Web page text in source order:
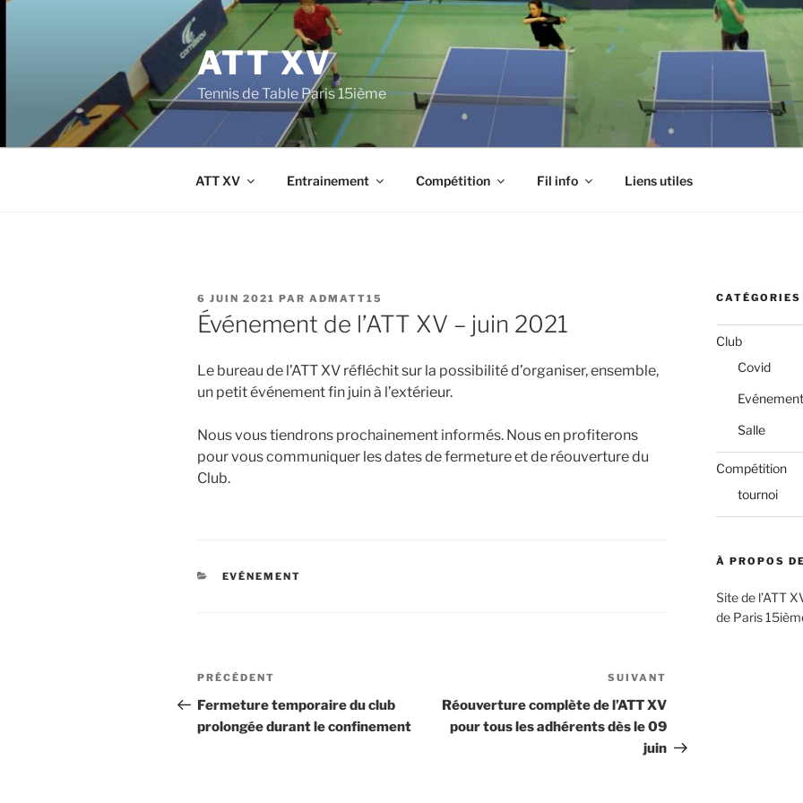
Aller
ATT XV
Tennis de Table Paris 15ième
ATT XV Entrainement Compétition Fil info Liens utiles
PUBLIÉ
LE
6 JUIN 2021 PAR ADMATT15
Événement de l’ATT XV – juin 2021
Le bureau de l’ATT XV réfléchit sur la possibilité d’organiser, ensemble,
un petit événement fin juin à l’extérieur.
Nous vous tiendrons prochainement informés. Nous en profiterons
pour vous communiquer les dates de fermeture et de réouverture du
Club.
CATÉGORIES
EVÉNEMENT
Navigation
de
l’article
Article
précédent
PRÉCÉDENT
Fermeture temporaire du club
prolongée durant le confinement
suivant
SUIVANT
Réouverture complète de l’ATT XV
pour tous les adhérents dès le 09
juin
CATÉGORIES
Club
Covid
Evénement
Salle
Compétition
tournoi
À PROPOS
Site de l’ATT
de Paris